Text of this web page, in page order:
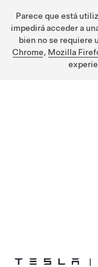
Parece que está
impedirá acceder a
bien no se requiere
Chrome, Mozilla
|